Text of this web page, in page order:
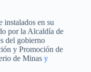
en su
por la Alcaldía de
del gobierno
y Promoción de
de Minas y